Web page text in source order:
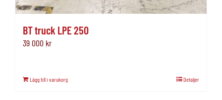
BT truck LPE 250
39 000 kr
Lägg till i varukorg Detaljer